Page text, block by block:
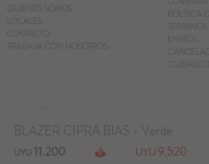
BLAZER CIPRA BIAS - Verde
UYU 11.200 UYU 9.520
QUIENES SOMOS
LOCALES
CONTACTO
TRABAJA CON NOSOTROS
POLÍTICA
ENVÍOS